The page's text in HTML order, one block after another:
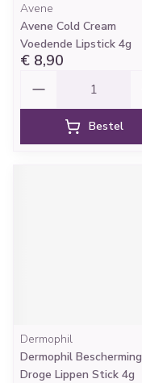
Avene
Avene Cold Cream
Voedende Lipstick 4g
€ 8,90
Bestel
Dermophil
Dermophil Bescherming
Droge Lippen Stick 4g